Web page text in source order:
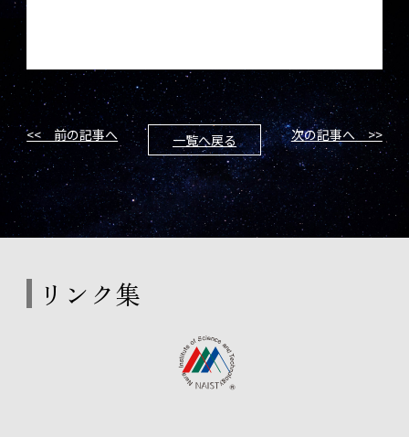
<< 前の記事へ 一覧へ戻る 次の記事へ >>
リンク集